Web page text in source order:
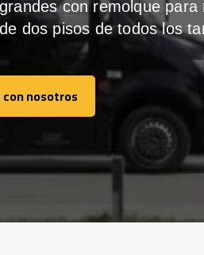
con remolque para
dos pisos de todos los
nosotros
nosotros